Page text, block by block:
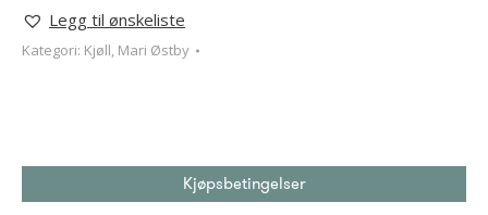
Legg til ønskeliste
Kategori: Kjøll, Mari Østby
Kjøpsbetingelser